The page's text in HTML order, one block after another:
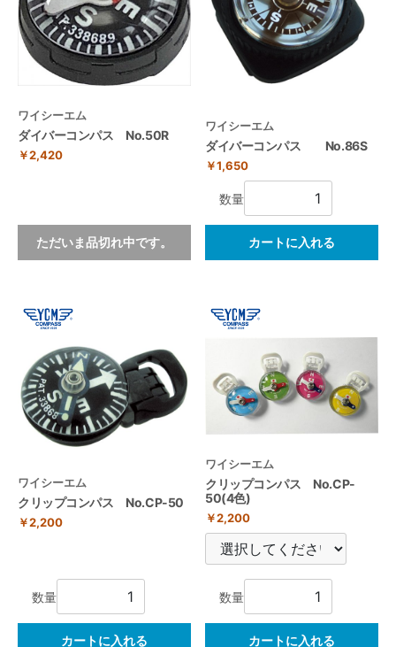
ワイシーエム
ダイバーコンパス No.50R
￥2,420
ただいま品切れ中です。
ワイシーエム
ダイバーコンパス No.86S
￥1,650
数量
カートに入れる
ワイシーエム
クリップコンパス No.CP-50
￥2,200
数量
カートに入れる
ワイシーエム
クリップコンパス No.CP-
50(4色)
￥2,200
数量
カートに入れる